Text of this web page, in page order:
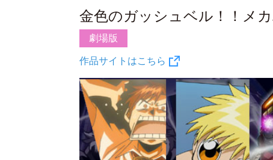
金色のガッシュベル！！メ
劇場版
作品サイトはこちら